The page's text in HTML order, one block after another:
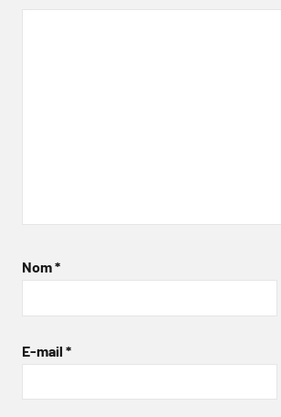
Nom*
E-mail *